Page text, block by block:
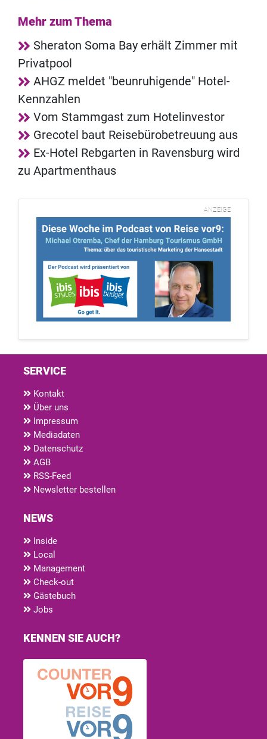
Mehr zum Thema
Sheraton Soma Bay erhält Zimmer mit
Privatpool
AHGZ meldet "beunruhigende" Hotel-
Kennzahlen
Vom Stammgast zum Hotelinvestor
Grecotel baut Reisebürobetreuung aus
Ex-Hotel Rebgarten in Ravensburg wird
zu Apartmenthaus
ANZEIGE
SERVICE
Kontakt
Über uns
Impressum
Mediadaten
Datenschutz
AGB
RSS-Feed
Newsletter bestellen
NEWS
Inside
Local
Management
Check-out
Gästebuch
Jobs
KENNEN SIE AUCH?